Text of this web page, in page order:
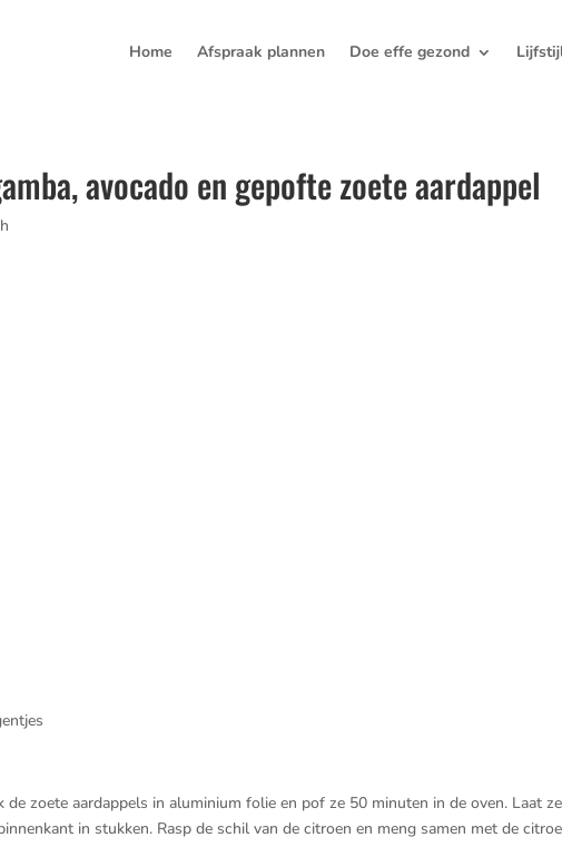
Home Afspraak plannen Doe effe gezond
avocado en gepofte zoete aardappel
zoete aardappels in aluminium folie en pof ze 50 minuten in de oven. Laat
in stukken. Rasp de schil van de citroen en meng samen met de